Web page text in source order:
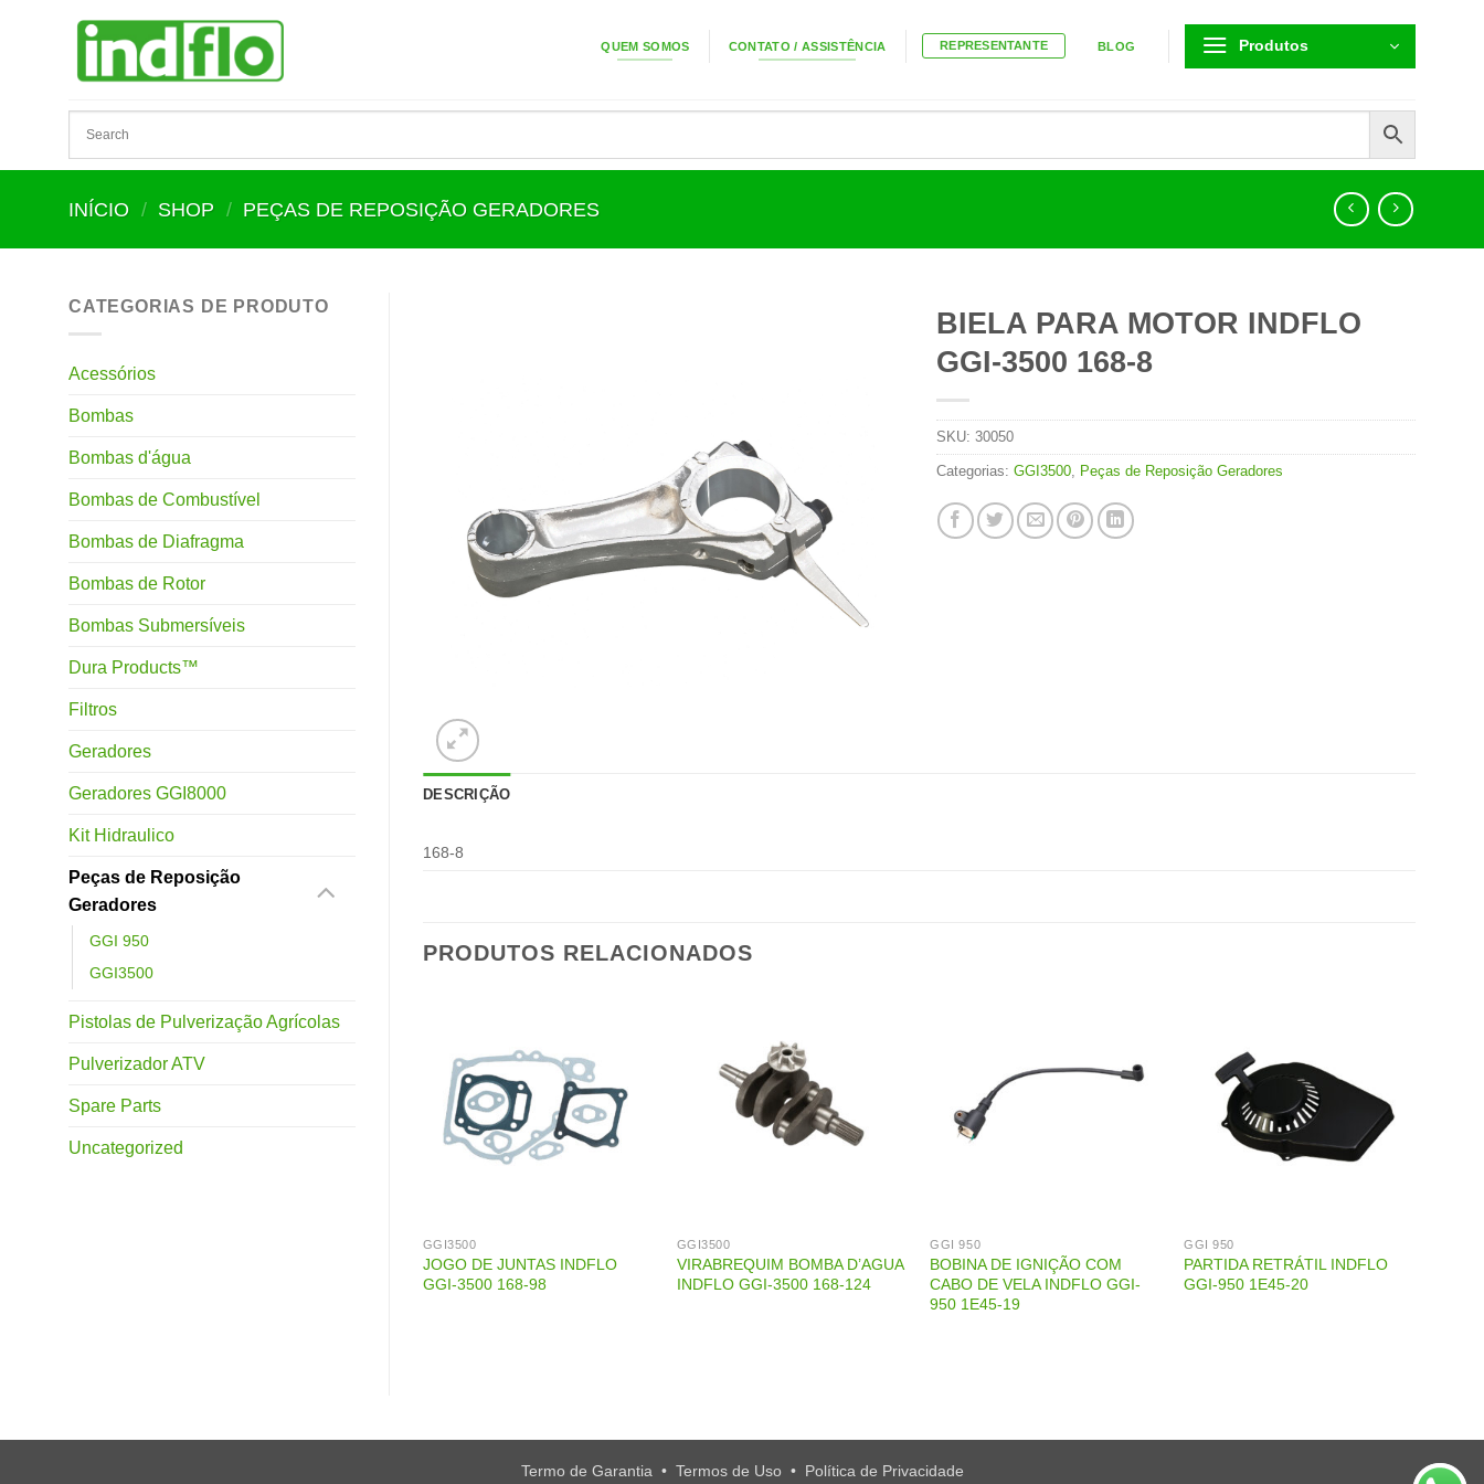
QUEM SOMOS CONTATO / ASSISTÊNCIA REPRESENTANTE BLOG Produtos
INÍCIO / SHOP / PEÇAS DE REPOSIÇÃO GERADORES
CATEGORIAS DE PRODUTO
Acessórios
Bombas
Bombas d'água
Bombas de Combustível
Bombas de Diafragma
Bombas de Rotor
Bombas Submersíveis
Dura Products™
Filtros
Geradores
Geradores GGI8000
Kit Hidraulico
Peças de Reposição
Geradores
GGI 950
GGI3500
Pistolas de Pulverização Agrícolas
Pulverizador ATV
Spare Parts
Uncategorized
BIELA PARA MOTOR INDFLO
GGI-3500 168-8
SKU: 30050
Categorias: GGI3500, Peças de Reposição Geradores
DESCRIÇÃO
168-8
PRODUTOS RELACIONADOS
GGI3500
JOGO DE JUNTAS INDFLO
GGI-3500 168-98
GGI3500
VIRABREQUIM BOMBA D’AGUA
INDFLO GGI-3500 168-124
GGI 950
BOBINA DE IGNIÇÃO COM
CABO DE VELA INDFLO GGI-
950 1E45-19
GGI 950
PARTIDA RETRÁTIL INDFLO
GGI-950 1E45-20
Termo de Garantia• Termos de Uso• Política de Privacidade